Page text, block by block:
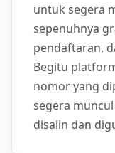
untuk segera
sepenuhnya
pendaftaran,
Begitu
nomor yang
segera
disalin dan